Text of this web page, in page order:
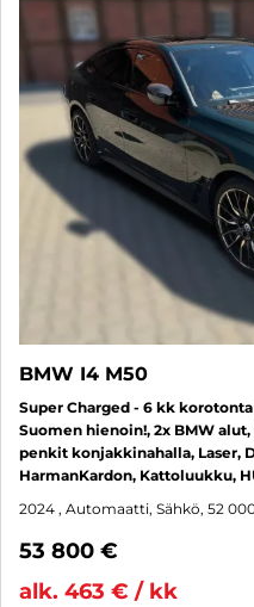
BMW I4 M50
Super Charged - 6 kk
Suomen hienoin!, 2x BMW
penkit konjakkinahalla, Laser,
HarmanKardon, Kattoluukku,
2024 , Automaatti, Sähkö, 52
53 800 €
alk. 463 € / kk